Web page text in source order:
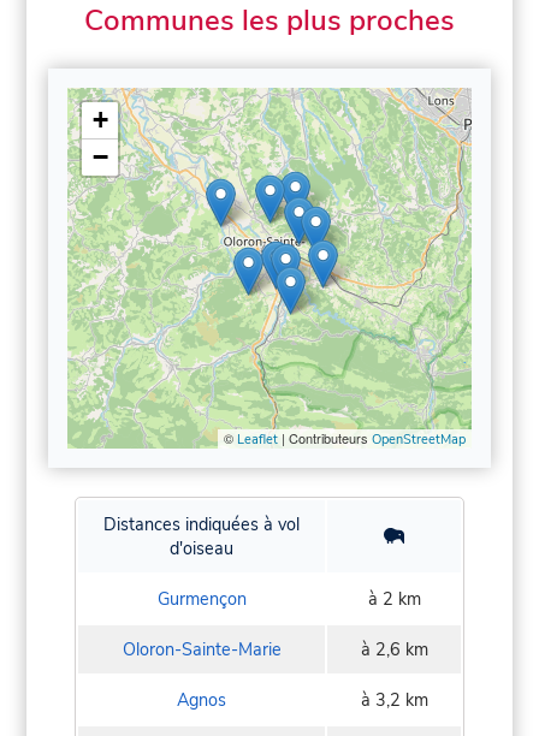
Communes les plus proches
+
−
© Leaflet| Contributeurs OpenStreetMap
Distances indiquées à vol
d'oiseau
Gurmençon à 2 km
Oloron-Sainte-Marie à 2,6 km
Agnos à 3,2 km